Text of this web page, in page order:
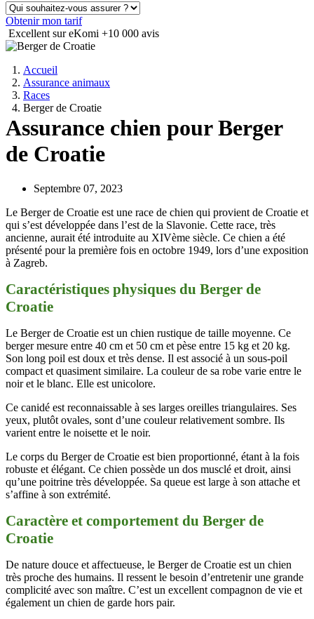
Obtenir mon tarif
Excellent sur eKomi +10 000 avis
Accueil
Assurance animaux
Races
Berger de Croatie
Assurance chien pour Berger
de Croatie
Septembre 07, 2023
Le Berger de Croatie est une race de chien qui provient de Croatie et
qui s’est développée dans l’est de la Slavonie. Cette race, très
ancienne, aurait été introduite au XIVème siècle. Ce chien a été
présenté pour la première fois en octobre 1949, lors d’une exposition
à Zagreb.
Caractéristiques physiques du Berger de
Croatie
Le Berger de Croatie est un chien rustique de taille moyenne. Ce
berger mesure entre 40 cm et 50 cm et pèse entre 15 kg et 20 kg.
Son long poil est doux et très dense. Il est associé à un sous-poil
compact et quasiment similaire. La couleur de sa robe varie entre le
noir et le blanc. Elle est unicolore.
Ce canidé est reconnaissable à ses larges oreilles triangulaires. Ses
yeux, plutôt ovales, sont d’une couleur relativement sombre. Ils
varient entre le noisette et le noir.
Le corps du Berger de Croatie est bien proportionné, étant à la fois
robuste et élégant. Ce chien possède un dos musclé et droit, ainsi
qu’une poitrine très développée. Sa queue est large à son attache et
s’affine à son extrémité.
Caractère et comportement du Berger de
Croatie
De nature douce et affectueuse, le Berger de Croatie est un chien
très proche des humains. Il ressent le besoin d’entretenir une grande
complicité avec son maître. C’est un excellent compagnon de vie et
également un chien de garde hors pair.